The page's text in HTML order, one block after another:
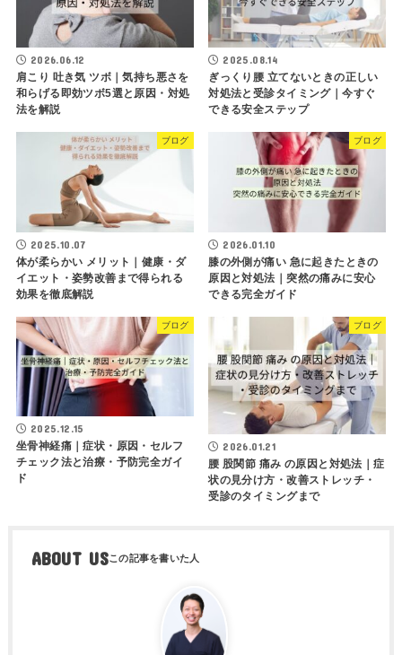
2026.06.12
肩こり 吐き気 ツボ｜気持ち悪さを
和らげる即効ツボ5選と原因・対処
法を解説
2025.08.14
ぎっくり腰 立てないときの正しい
対処法と受診タイミング｜今すぐ
できる安全ステップ
ブログ
2025.10.07
体が柔らかい メリット｜健康・ダ
イエット・姿勢改善まで得られる
効果を徹底解説
ブログ
2026.01.10
膝の外側が痛い 急に起きたときの
原因と対処法｜突然の痛みに安心
できる完全ガイド
ブログ
2025.12.15
坐骨神経痛｜症状・原因・セルフ
チェック法と治療・予防完全ガイ
ド
ブログ
2026.01.21
腰 股関節 痛み の原因と対処法｜症
状の見分け方・改善ストレッチ・
受診のタイミングまで
ABOUT US